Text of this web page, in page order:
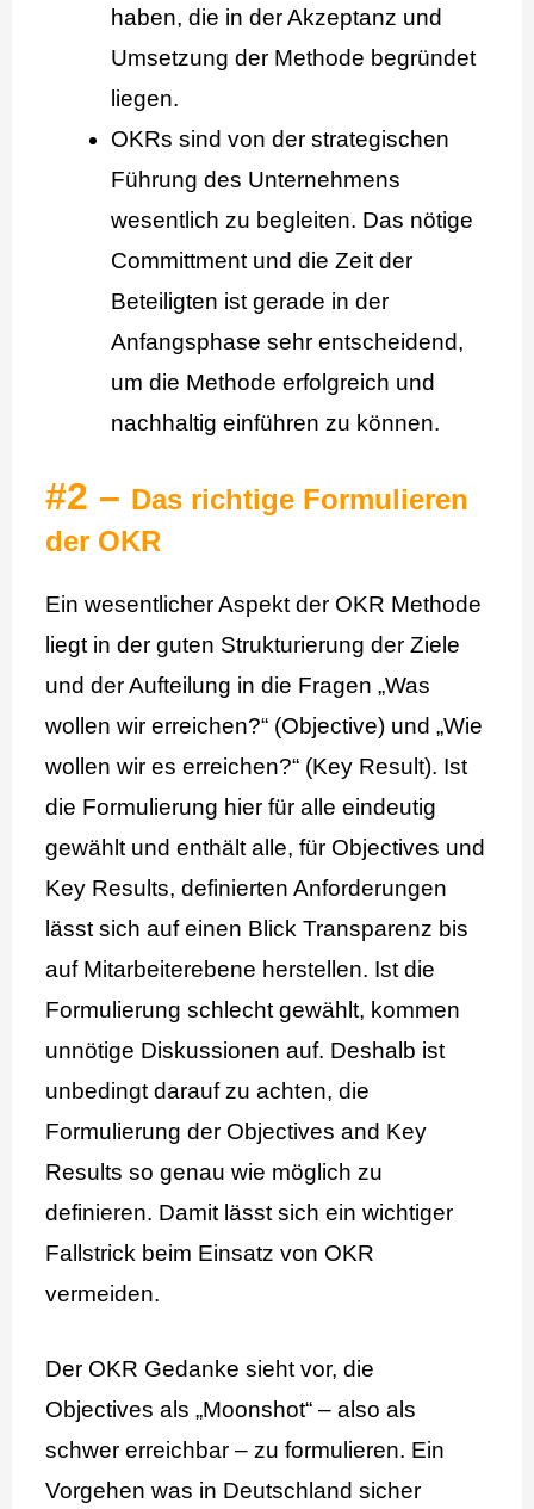
haben, die in der Akzeptanz und
Umsetzung der Methode begründet
liegen.
OKRs sind von der strategischen
Führung des Unternehmens
wesentlich zu begleiten. Das nötige
Committment und die Zeit der
Beteiligten ist gerade in der
Anfangsphase sehr entscheidend,
um die Methode erfolgreich und
nachhaltig einführen zu können.
#2 – Das richtige Formulieren
der OKR
Ein wesentlicher Aspekt der OKR Methode
liegt in der guten Strukturierung der Ziele
und der Aufteilung in die Fragen „Was
wollen wir erreichen?“ (Objective) und „Wie
wollen wir es erreichen?“ (Key Result). Ist
die Formulierung hier für alle eindeutig
gewählt und enthält alle, für Objectives und
Key Results, definierten Anforderungen
lässt sich auf einen Blick Transparenz bis
auf Mitarbeiterebene herstellen. Ist die
Formulierung schlecht gewählt, kommen
unnötige Diskussionen auf. Deshalb ist
unbedingt darauf zu achten, die
Formulierung der Objectives and Key
Results so genau wie möglich zu
definieren. Damit lässt sich ein wichtiger
Fallstrick beim Einsatz von OKR
vermeiden.
Der OKR Gedanke sieht vor, die
Objectives als „Moonshot“ – also als
schwer erreichbar – zu formulieren. Ein
Vorgehen was in Deutschland sicher